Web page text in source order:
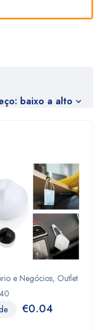
baixo a alto
e Negócios, Outlet
€0.04